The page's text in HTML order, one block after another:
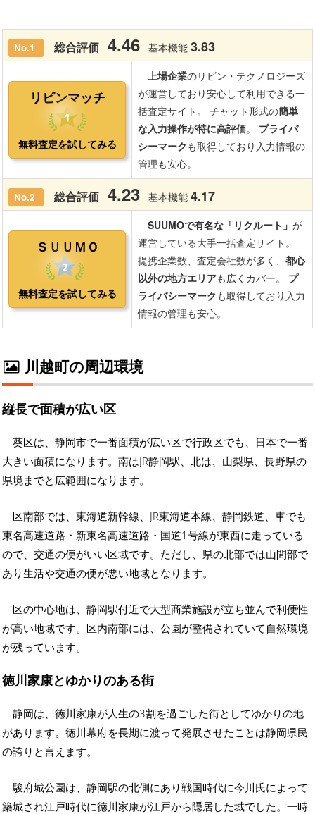
川越町の周辺環境
縦長で面積が広い区
葵区は、静岡市で一番面積が広い区で行政区でも、日本で一番
大きい面積になります。南はJR静岡駅、北は、山梨県、長野県の
県境までと広範囲になります。
区南部では、東海道新幹線、JR東海道本線、静岡鉄道、車でも
東名高速道路・新東名高速道路・国道1号線が東西に走っている
ので、交通の便がいい区域です。ただし、県の北部では山間部で
あり生活や交通の便が悪い地域となります。
区の中心地は、静岡駅付近で大型商業施設が立ち並んで利便性
が高い地域です。区内南部には、公園が整備されていて自然環境
が残っています。
徳川家康とゆかりのある街
静岡は、徳川家康が人生の3割を過ごした街としてゆかりの地
があります。徳川幕府を長期に渡って発展させたことは静岡県民
の誇りと言えます。
駿府城公園は、静岡駅の北側にあり戦国時代に今川氏によって
築城され江戸時代に徳川家康が江戸から隠居した城でした。一時